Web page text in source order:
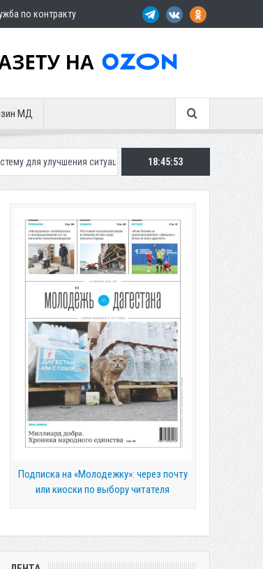
по контракту
МД
ситуации с парковками Махачкалинское «Динамо»
18:45:55
Подписка на «Молодежку»: через почту
или киоски по выбору читателя